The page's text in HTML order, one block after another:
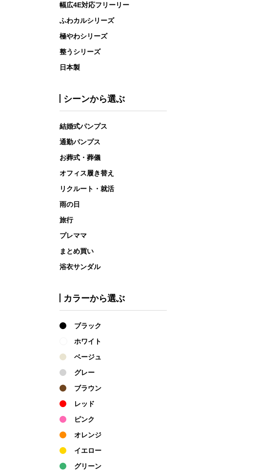
幅広4E対応フリーリー
ふわカルシリーズ
極やわシリーズ
整うシリーズ
日本製
シーンから選ぶ
結婚式パンプス
通勤パンプス
お葬式・葬儀
オフィス履き替え
リクルート・就活
雨の日
旅行
プレママ
まとめ買い
浴衣サンダル
カラーから選ぶ
ブラック
ホワイト
ベージュ
グレー
ブラウン
レッド
ピンク
オレンジ
イエロー
グリーン